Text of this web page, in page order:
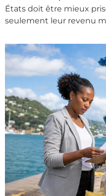
États doit être mieux
seulement leur revenu